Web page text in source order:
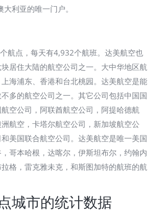
利亚的唯一门户。
航点，每天有4,932个航班。达美航空也
居住大陆的航空公司之一。大中华地区航
海浦东、香港和台北桃园。达美航空是能
多的航空公司之一。其它公司包括中国国
空公司，阿联酋航空公司，阿提哈德航
航空，卡塔尔航空公司，新加坡航空公
美国联合航空公司。达美航空是唯一美国
哥本哈根，达喀尔，伊斯坦布尔，约翰内
格，雷克雅未克，和斯图加特的航班的航
城市的统计数据